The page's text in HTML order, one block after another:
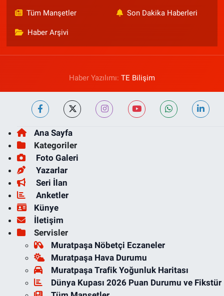
Tüm Manşetler Son Dakika Haberleri
Haber Arşivi
Haber Yazılımı: TE Bilişim
Ana Sayfa
Kategoriler
Foto Galeri
Yazarlar
Seri İlan
Anketler
Künye
İletişim
Servisler
Muratpaşa Nöbetçi Eczaneler
Muratpaşa Hava Durumu
Muratpaşa Trafik Yoğunluk Haritası
Dünya Kupası 2026 Puan Durumu ve Fikstür